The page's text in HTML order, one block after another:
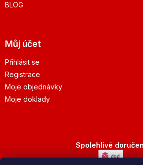
BLOG
Můj účet
Přihlásit se
Registrace
Moje objednávky
Moje doklady
Spolehlivé